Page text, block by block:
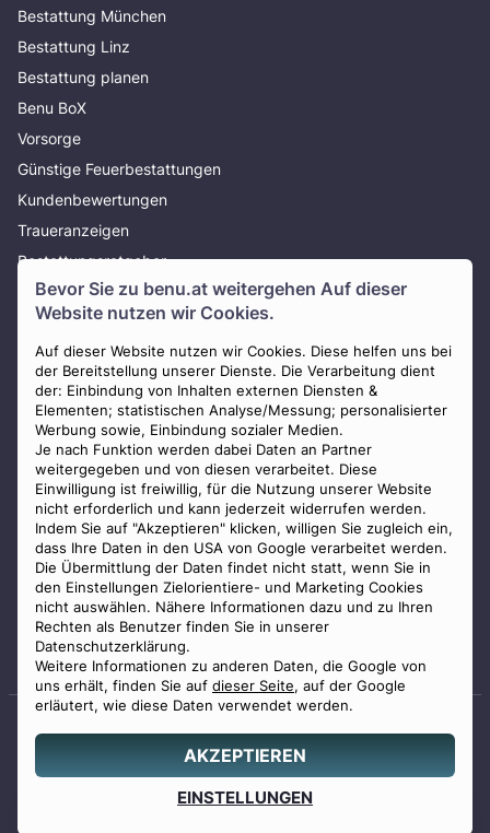
Bevor Sie zu benu.at weitergehen Auf dieser
Website nutzen wir Cookies.
Auf dieser Website nutzen wir Cookies. Diese helfen uns bei
der Bereitstellung unserer Dienste. Die Verarbeitung dient
der: Einbindung von Inhalten externen Diensten &
Elementen; statistischen Analyse/Messung; personalisierter
Werbung sowie, Einbindung sozialer Medien.
Je nach Funktion werden dabei Daten an Partner
weitergegeben und von diesen verarbeitet. Diese
Einwilligung ist freiwillig, für die Nutzung unserer Website
nicht erforderlich und kann jederzeit widerrufen werden.
Indem Sie auf "Akzeptieren" klicken, willigen Sie zugleich ein,
dass Ihre Daten in den USA von Google verarbeitet werden.
Die Übermittlung der Daten findet nicht statt, wenn Sie in
den Einstellungen Zielorientiere- und Marketing Cookies
nicht auswählen. Nähere Informationen dazu und zu Ihren
Rechten als Benutzer finden Sie in unserer
Datenschutzerklärung.
Weitere Informationen zu anderen Daten, die Google von
uns erhält, finden Sie auf dieser Seite, auf der Google
erläutert, wie diese Daten verwendet werden.
AKZEPTIEREN
EINSTELLUNGEN
0800 88 44 04
erstellen
Bestattung München
Bestattung Linz
Bestattung planen
Benu BoX
Vorsorge
Günstige Feuerbestattungen
Kundenbewertungen
Traueranzeigen
Bestattungsratgeber
Über uns
Presse
AGB
Impressum
Datenschutz
Widerrufsbelehrung
Zahlungsmöglichkeiten
Staatlich geprüfter
© 2026 Benu GmbH. Alle Rechte vorbehalten.